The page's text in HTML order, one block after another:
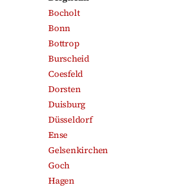
Bocholt
Bonn
Bottrop
Burscheid
Coesfeld
Dorsten
Duisburg
Düsseldorf
Ense
Gelsenkirchen
Goch
Hagen